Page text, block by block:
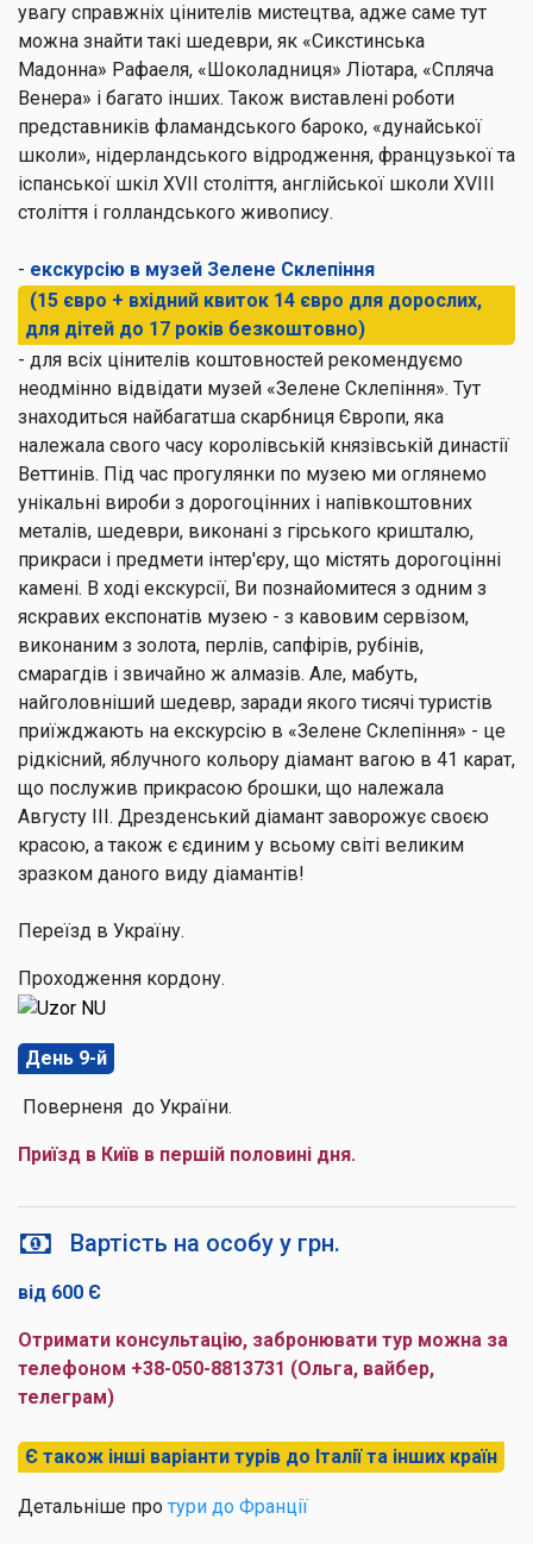
увагу справжніх цінителів мистецтва, адже саме тут
можна знайти такі шедеври, як «Сикстинська
Мадонна» Рафаеля, «Шоколадниця» Ліотара, «Спляча
Венера» і багато інших. Також виставлені роботи
представників фламандського бароко, «дунайської
школи», нідерландського відродження, французької та
іспанської шкіл XVII століття, англійської школи XVIII
століття і голландського живопису.
- екскурсію в музей Зелене Склепіння
(15 євро + вхідний квиток 14 євро для дорослих,
для дітей до 17 років безкоштовно)
- для всіх цінителів коштовностей рекомендуємо
неодмінно відвідати музей «Зелене Склепіння». Тут
знаходиться найбагатша скарбниця Європи, яка
належала свого часу королівській князівській династії
Веттинів. Під час прогулянки по музею ми оглянемо
унікальні вироби з дорогоцінних і напівкоштовних
металів, шедеври, виконані з гірського кришталю,
прикраси і предмети інтер'єру, що містять дорогоцінні
камені. В ході екскурсії, Ви познайомитеся з одним з
яскравих експонатів музею - з кавовим сервізом,
виконаним з золота, перлів, сапфірів, рубінів,
смарагдів і звичайно ж алмазів. Але, мабуть,
найголовніший шедевр, заради якого тисячі туристів
приїжджають на екскурсію в «Зелене Склепіння» - це
рідкісний, яблучного кольору діамант вагою в 41 карат,
що послужив прикрасою брошки, що належала
Августу III. Дрезденський діамант заворожує своєю
красою, а також є єдиним у всьому світі великим
зразком даного виду діамантів!
Переїзд в Україну.
Проходження кордону.
День 9-й
Поверненя до України.
Приїзд в Київ в першій половині дня.
Вартість на особу у грн.
від 600 Є
Отримати консультацію, забронювати тур можна за
телефоном +38-050-8813731 (Ольга, вайбер,
телеграм)
Є також інші варіанти турів до Італії та інших країн
Детальніше про тури до Франції